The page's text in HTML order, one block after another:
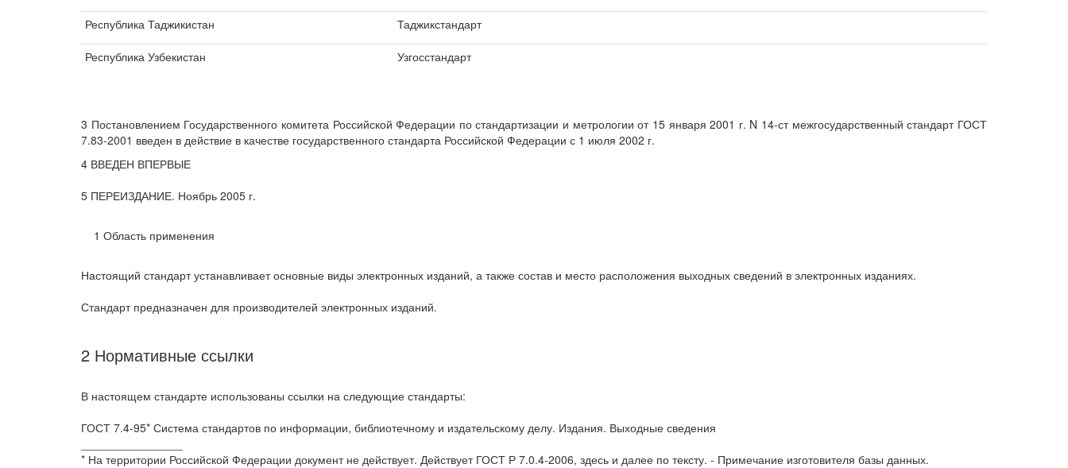
Республика Таджикистан Таджикстандарт
Республика Узбекистан Узгосстандарт
3 Постановлением Государственного комитета Российской Федерации по стандартизации и метрологии от 15 января 2001 г. N 14-ст межгосударственный стандарт ГОСТ
7.83-2001 введен в действие в качестве государственного стандарта Российской Федерации с 1 июля 2002 г.
4 ВВЕДЕН ВПЕРВЫЕ
5 ПЕРЕИЗДАНИЕ. Ноябрь 2005 г.
1 Область применения
Настоящий стандарт устанавливает основные виды электронных изданий, а также состав и место расположения выходных сведений в электронных изданиях.
Стандарт предназначен для производителей электронных изданий.
2 Нормативные ссылки
В настоящем стандарте использованы ссылки на следующие стандарты:
ГОСТ 7.4-95* Система стандартов по информации, библиотечному и издательскому делу. Издания. Выходные сведения
* На территории Российской Федерации документ не действует. Действует ГОСТ Р 7.0.4-2006, здесь и далее по тексту. - Примечание изготовителя базы данных.